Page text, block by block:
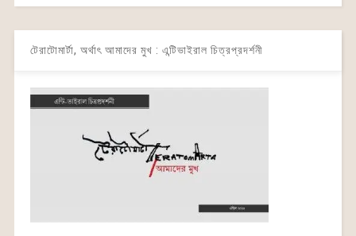
টেরাটোমার্টা, অর্থাৎ আমাদের মুখ : এন্টিভাইরাল চিত্রপ্রদর্শনী